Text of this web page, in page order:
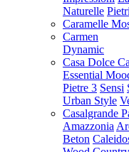
Naturelle
Caramelle
Carmen
Dynamic
Casa Dolce
Essential
Pietre 3 Sensi
Urban Style
Casalgrande
Amazzonia
Beton